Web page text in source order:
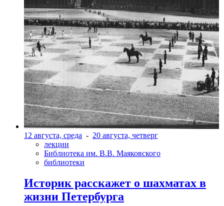
12 августа, среда - 20 августа, четверг
лекции
Библиотека им. В.В. Маяковского
библиотеки
Историк расскажет о шахматах в
жизни Петербурга